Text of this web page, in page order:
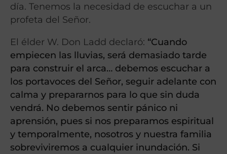
día. Tenemos la necesidad de escuchar a un
profeta del Señor.
El élder W. Don Ladd declaró: “Cuando
empiecen las lluvias, será demasiado tarde
para construir el arca… debemos escuchar a
los portavoces del Señor, seguir adelante con
calma y prepararnos para lo que sin duda
vendrá. No debemos sentir pánico ni
aprensión, pues si nos preparamos espiritual
y temporalmente, nosotros y nuestra familia
sobreviviremos a cualquier inundación. Si